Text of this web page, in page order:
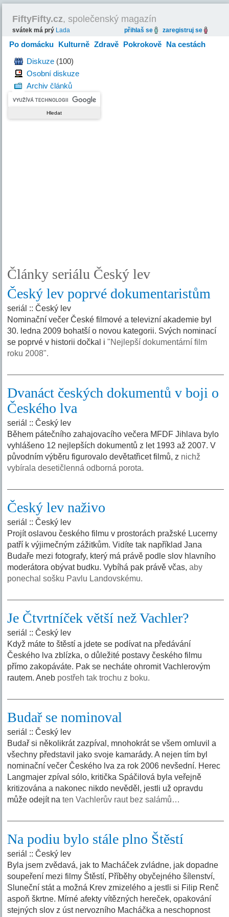
FiftyFifty.cz, společenský magazín
svátek má prý Lada přihlaš se zaregistruj se
Po domácku Kulturně Zdravě Pokrokově Na cestách
HravěDiskuze (100)
Osobní diskuze
Archiv článků
Články seriálu Český lev
Český lev poprvé dokumentaristům
seriál :: Český lev
Nominační večer České filmové a televizní akademie byl
30. ledna 2009 bohatší o novou kategorii. Svých nominací
se poprvé v historii dočkal i"Nejlepší dokumentární film
roku 2008".
Dvanáct českých dokumentů v boji o
Českého lva
seriál :: Český lev
Během pátečního zahajovacího večera MFDF Jihlava bylo
vyhlášeno 12 nejlepších dokumentů z let 1993 až 2007. V
původním výběru figurovalo devětatřicet filmů, z nichž
vybírala desetičlenná odborná porota.
Český lev naživo
seriál :: Český lev
Projít oslavou českého filmu v prostorách pražské Lucerny
patří k výjimečným zážitkům. Vidíte tak například Jana
Budaře mezi fotografy, který má právě podle slov hlavního
moderátora obývat budku. Vybíhá pak právě včas,aby
ponechal sošku Pavlu Landovskému.
Je Čtvrtníček větší než Vachler?
seriál :: Český lev
Když máte to štěstí a jdete se podívat na předávání
Českého lva zblízka, o důležité postavy českého filmu
přímo zakopáváte. Pak se necháte ohromit Vachlerovým
rautem. Aneb postřeh tak trochu z boku.
Budař se nominoval
seriál :: Český lev
Budař si několikrát zazpíval, mnohokrát se všem omluvil a
všechny představil jako svoje kamarády. A nejen tím byl
nominační večer Českého lva za rok 2006 nevšední. Herec
Langmajer zpíval sólo, kritička Spáčilová byla veřejně
kritizována a nakonec nikdo nevěděl, jestli už opravdu
může odejít naten Vachlerův raut bez salámů…
Na podiu bylo stále plno Štěstí
seriál :: Český lev
Byla jsem zvědavá, jak to Macháček zvládne, jak dopadne
soupeření mezi filmy Štěstí, Příběhy obyčejného šílenství,
Sluneční stát a možná Krev zmizelého a jestli si Filip Renč
aspoň škrtne. Mírné afekty vítězných hereček, opakování
stejných slov z úst nervozního Macháčka a neschopnost